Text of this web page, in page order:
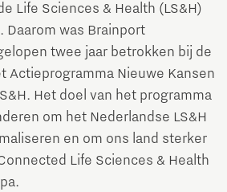
Life Sciences & Health (LS&H)
Daarom was Brainport
twee jaar betrokken bij de
Actieprogramma Nieuwe Kansen
Het doel van het programma
om het Nederlandse LS&H
en om ons land sterker
Life Sciences & Health